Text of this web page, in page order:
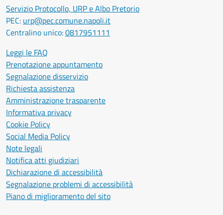
Servizio Protocollo, URP e Albo Pretorio
PEC: urp@pec.comune.napoli.it
Centralino unico:0817951111
Leggi le FAQ
Prenotazione appuntamento
Segnalazione disservizio
Richiesta assistenza
Amministrazione trasparente
Informativa privacy
Cookie Policy
Social Media Policy
Note legali
Notifica atti giudiziari
Dichiarazione di accessibilità
Segnalazione problemi di accessibilità
Piano di miglioramento del sito